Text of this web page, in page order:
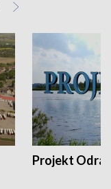
Projekt Odra